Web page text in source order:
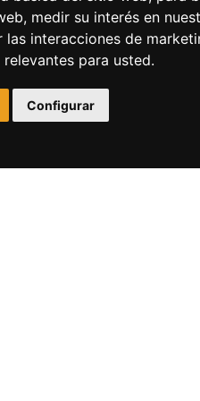
, medir su interés en
interacciones de
para usted.
Configurar